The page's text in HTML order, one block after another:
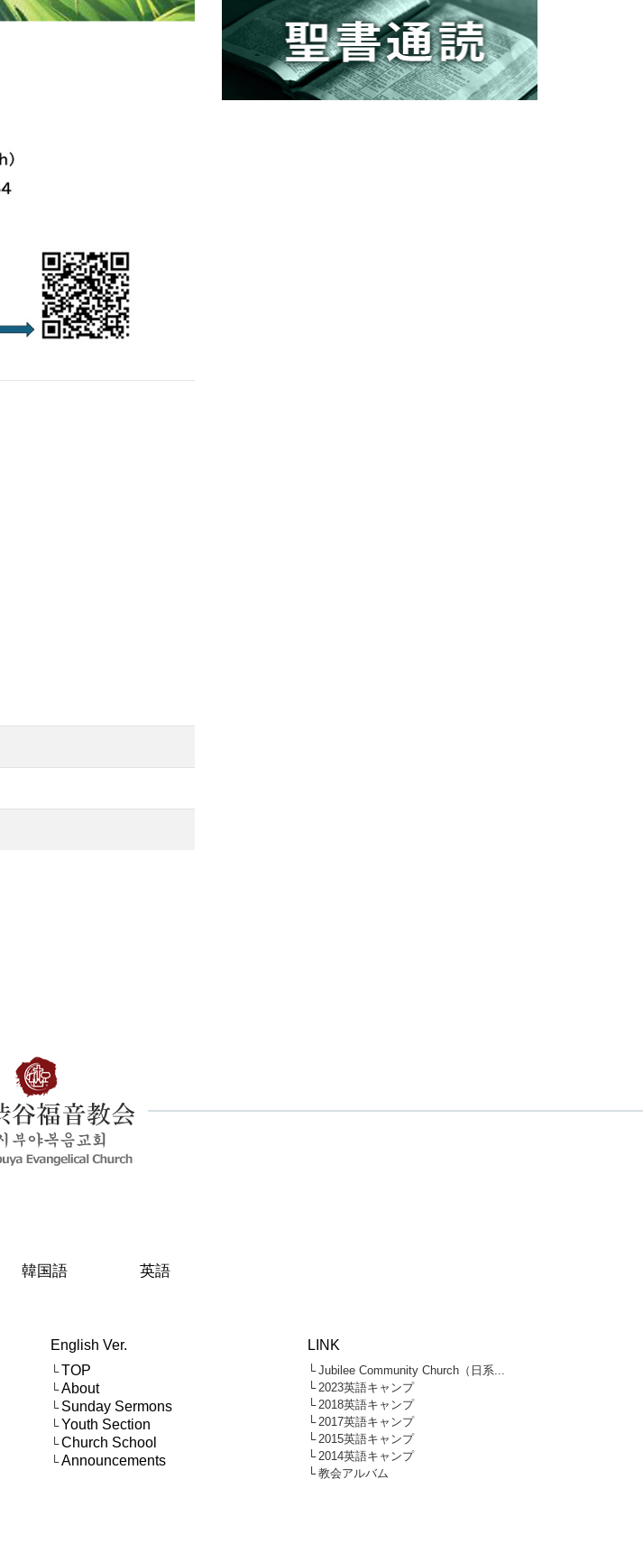
韓国語 英語
English Ver.
└TOP
└About
└ Sunday Sermons
└Youth Section
└Church School
└Announcements
LINK
└Jubilee Community Church（日系...
└2023英語キャンプ
└2018英語キャンプ
└2017英語キャンプ
└2015英語キャンプ
└2014英語キャンプ
└教会アルバム